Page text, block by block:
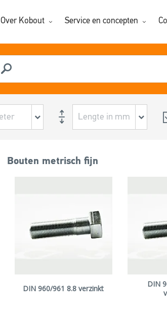
Over Kobout Service en concepten
Bouten metrisch fijn
DIN 960/961 8.8 verzinkt
DIN